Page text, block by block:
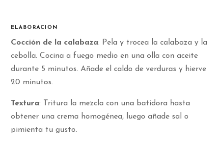
ELABORACION
Cocción de la calabaza: Pela y trocea la calabaza y la
cebolla. Cocina a fuego medio en una olla con aceite
durante 5 minutos. Añade el caldo de verduras y hierve
20 minutos.
Textura: Tritura la mezcla con una batidora hasta
obtener una crema homogénea, luego añade sal o
pimienta tu gusto.